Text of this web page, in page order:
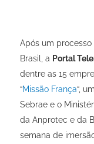
Após um
Brasil, a Portal
dentre as 15
“Missão França“,
Sebrae e o
da Anprotec e da
semana de